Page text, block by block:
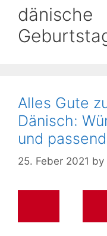
dänische
Alles Gute
Dänisch:
und
25. Feber 2021 by